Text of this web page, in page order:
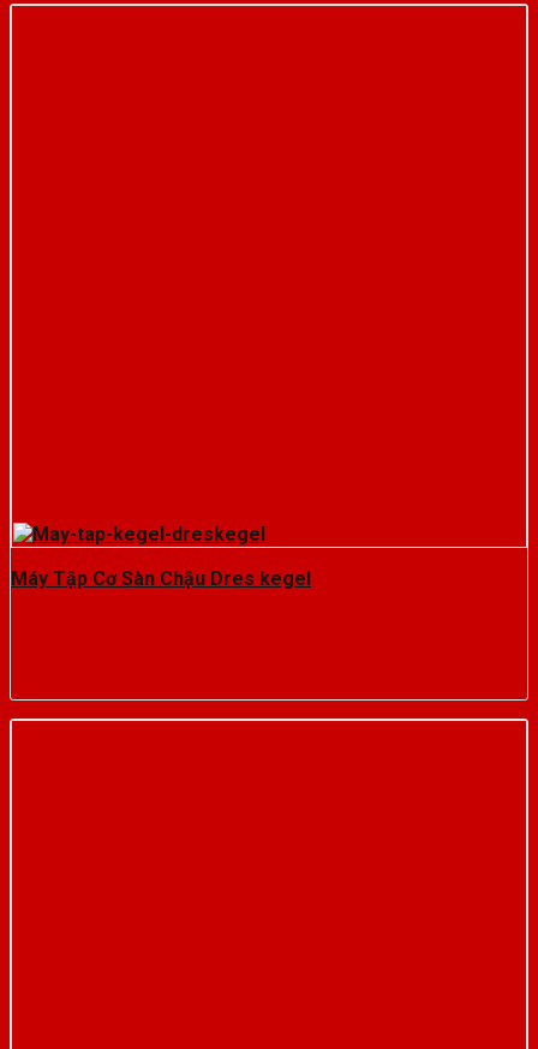
Máy Tập Cơ Sàn Chậu Dres kegel